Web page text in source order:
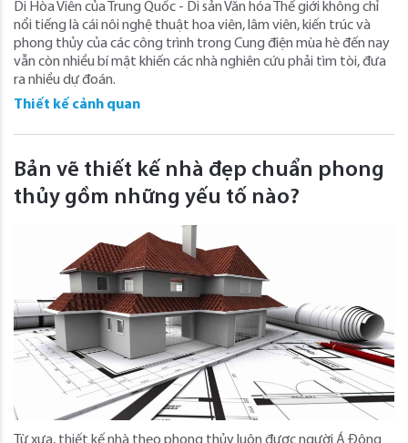
Di Hòa Viên của Trung Quốc - Di sản Văn hóa Thế giới không chỉ
nổi tiếng là cái nôi nghệ thuật hoa viên, lâm viên, kiến trúc và
phong thủy của các công trình trong Cung điện mùa hè đến nay
vẫn còn nhiều bí mật khiến các nhà nghiên cứu phải tìm tòi, đưa
ra nhiều dự đoán.
Thiết kế cảnh quan
Bản vẽ thiết kế nhà đẹp chuẩn phong
thủy gồm những yếu tố nào?